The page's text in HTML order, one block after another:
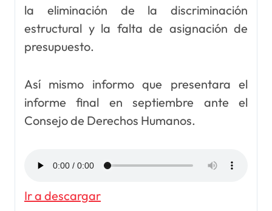
la eliminación de la discriminación
estructural y la falta de asignación de
presupuesto.
Así mismo informo que presentara el
informe final en septiembre ante el
Consejo de Derechos Humanos.
Ir a descargar